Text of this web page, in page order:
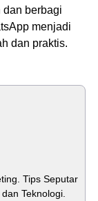
dan berbagi
menjadi
dan praktis.
Tips Seputar
Teknologi.